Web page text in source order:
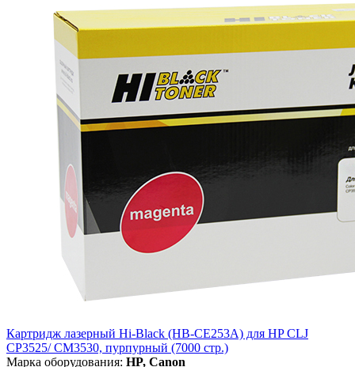
Картридж лазерный Hi-Black (HB-CE253A) для HP CLJ
CP3525/ CM3530, пурпурный (7000 стр.)
Марка оборудования: HP, Canon